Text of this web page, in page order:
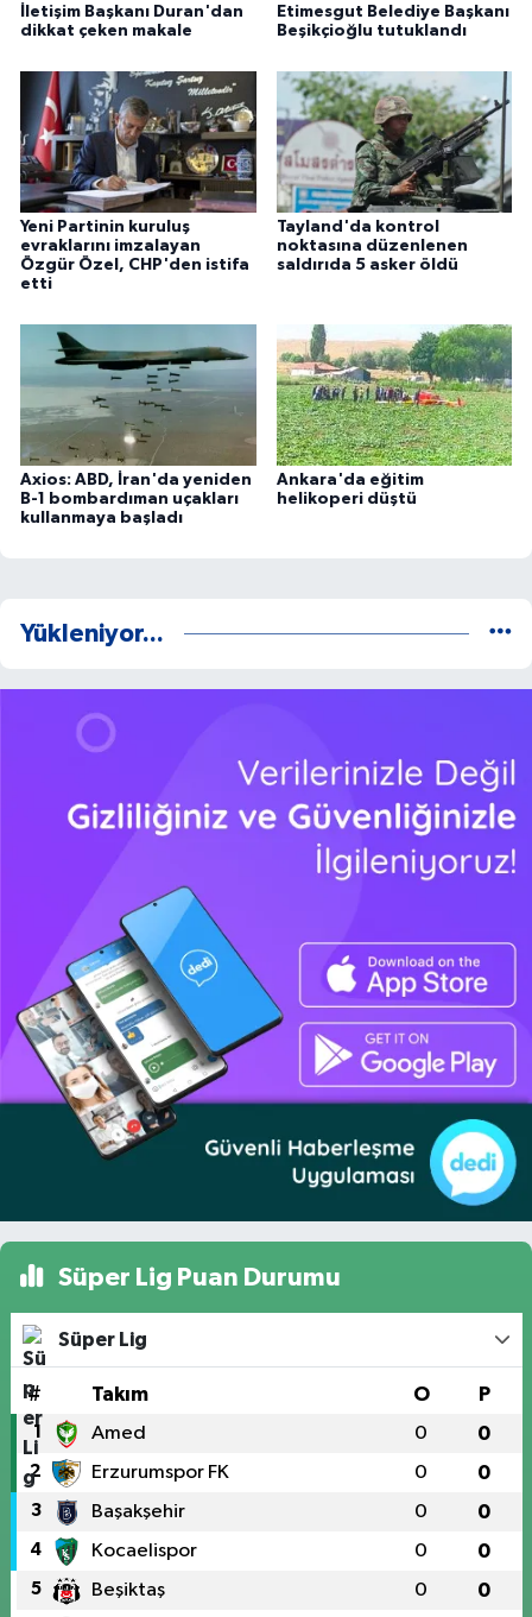
İletişim Başkanı Duran'dan
dikkat çeken makale
Etimesgut Belediye Başkanı
Beşikçioğlu tutuklandı
Yeni Partinin kuruluş
evraklarını imzalayan
Özgür Özel, CHP'den istifa
etti
Tayland'da kontrol
noktasına düzenlenen
saldırıda 5 asker öldü
Axios: ABD, İran'da yeniden
B-1 bombardıman uçakları
kullanmaya başladı
Ankara'da eğitim
helikoperi düştü
Yükleniyor...
Süper Lig Puan Durumu
Süper Lig
# Takım O P
1 Amed 0 0
2 Erzurumspor FK 0 0
3 Başakşehir 0 0
4 Kocaelispor 0 0
5 Beşiktaş 0 0